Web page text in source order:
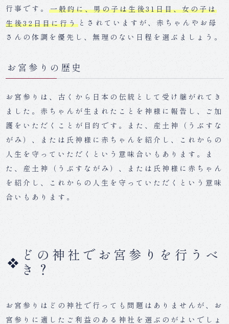
行事です。
一般的に、男の子は生後31日目、女の子は
生後32日目に行う とされていますが、赤ちゃんやお母
さんの体調を優先し、無理のない日程を選ぶましょう。
お宮参りの歴史
お宮参りは、古くから日本の伝統として受け継がれてき
ました。赤ちゃんが生まれたことを神様に報告し、ご加
護をいただくことが目的です。また、産土神（うぶすな
がみ）、または氏神様に赤ちゃんを紹介し、これからの
人生を守っていただくという意味合いもあります。ま
た、産土神（うぶすながみ）、または氏神様に赤ちゃん
を紹介し、これからの人生を守っていただくという意味
合いもあります。
どの神社でお宮参りを行うべ
き？
お宮参りはどの神社で行っても問題はありませんが、お
宮参りに適したご利益のある神社を選ぶのがよいでしょ